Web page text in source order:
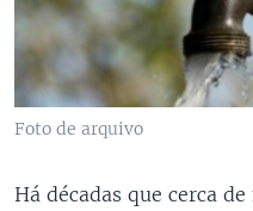
Foto de arquivo
Há décadas que cerca